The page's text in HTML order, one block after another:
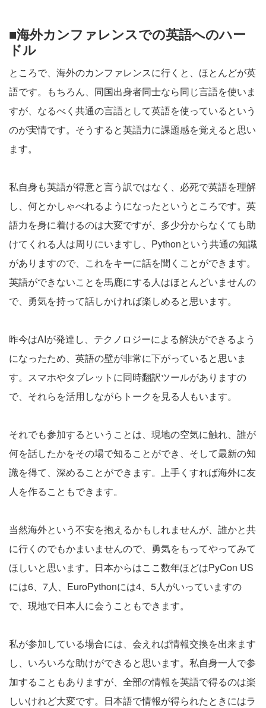
■海外カンファレンスでの英語へのハー
ドル
ところで、海外のカンファレンスに行くと、ほとんどが英
語です。もちろん、同国出身者同士なら同じ言語を使いま
すが、なるべく共通の言語として英語を使っているという
のが実情です。そうすると英語力に課題感を覚えると思い
ます。
私自身も英語が得意と言う訳ではなく、必死で英語を理解
し、何とかしゃべれるようになったというところです。英
語力を身に着けるのは大変ですが、多少分からなくても助
けてくれる人は周りにいますし、Pythonという共通の知識
がありますので、これをキーに話を聞くことができます。
英語ができないことを馬鹿にする人はほとんどいませんの
で、勇気を持って話しかければ楽しめると思います。
昨今はAIが発達し、テクノロジーによる解決ができるよう
になったため、英語の壁が非常に下がっていると思いま
す。スマホやタブレットに同時翻訳ツールがありますの
で、それらを活用しながらトークを見る人もいます。
それでも参加するということは、現地の空気に触れ、誰が
何を話したかをその場で知ることができ、そして最新の知
識を得て、深めることができます。上手くすれば海外に友
人を作ることもできます。
当然海外という不安を抱えるかもしれませんが、誰かと共
に行くのでもかまいませんので、勇気をもってやってみて
ほしいと思います。日本からはここ数年ほどはPyCon US
には6、7人、EuroPythonには4、5人がいっていますの
で、現地で日本人に会うこともできます。
私が参加している場合には、会えれば情報交換を出来ます
し、いろいろな助けができると思います。私自身一人で参
加することもありますが、全部の情報を英語で得るのは楽
しいけれど大変です。日本語で情報が得られたときにはラ